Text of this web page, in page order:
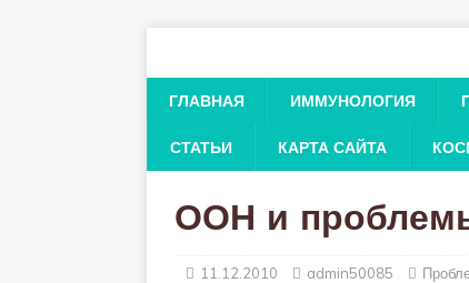
ГЛАВНАЯ ИММУНОЛОГИЯ
СТАТЬИ КАРТА САЙТА
ООН и
11.12.2010 admin50085